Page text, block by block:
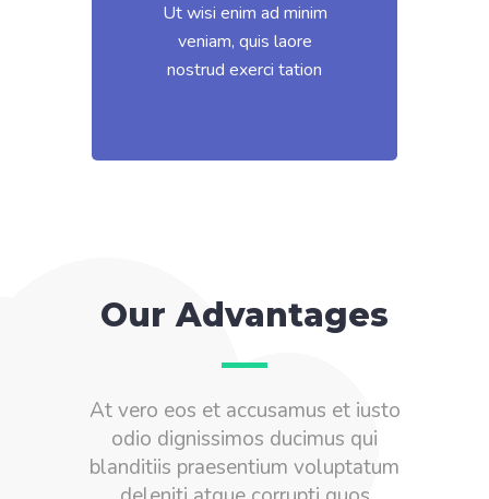
Ut wisi enim ad minim
veniam, quis laore
nostrud exerci tation
Our Advantages
At vero eos et accusamus et iusto
odio dignissimos ducimus qui
blanditiis praesentium voluptatum